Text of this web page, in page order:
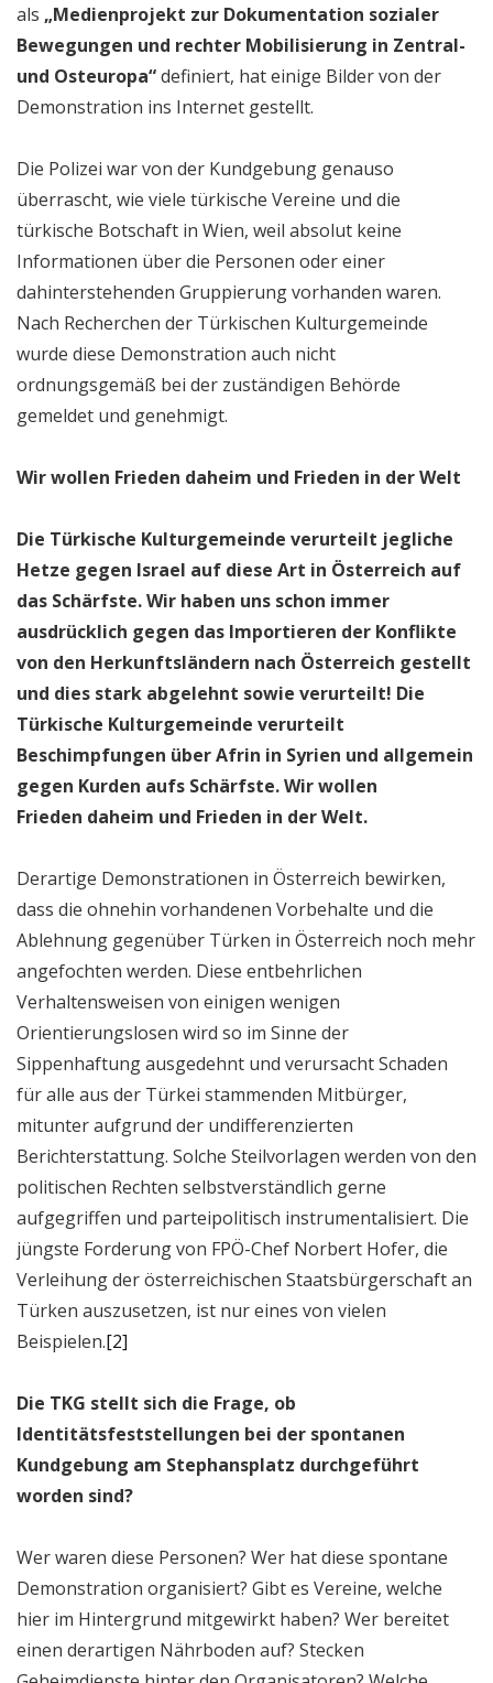
als „Medienprojekt zur Dokumentation sozialer
Bewegungen und rechter Mobilisierung in Zentral-
und Osteuropa“definiert, hat einige Bilder von der
Demonstration ins Internet gestellt.
Die Polizei war von der Kundgebung genauso
überrascht, wie viele türkische Vereine und die
türkische Botschaft in Wien, weil absolut keine
Informationen über die Personen oder einer
dahinterstehenden Gruppierung vorhanden waren.
Nach Recherchen der Türkischen Kulturgemeinde
wurde diese Demonstration auch nicht
ordnungsgemäß bei der zuständigen Behörde
gemeldet und genehmigt.
Wir wollen Frieden daheim und Frieden in der Welt
Die Türkische Kulturgemeinde verurteilt jegliche
Hetze gegen Israel auf diese Art in Österreich auf
das Schärfste. Wir haben uns schon immer
ausdrücklich gegen das Importieren der Konflikte
von den Herkunftsländern nach Österreich gestellt
und dies stark abgelehnt sowie verurteilt! Die
Türkische Kulturgemeinde verurteilt
Beschimpfungen über Afrin in Syrien und allgemein
gegen Kurden aufs Schärfste. Wir wollen
Frieden daheim und Frieden in der Welt.
Derartige Demonstrationen in Österreich bewirken,
dass die ohnehin vorhandenen Vorbehalte und die
Ablehnung gegenüber Türken in Österreich noch mehr
angefochten werden. Diese entbehrlichen
Verhaltensweisen von einigen wenigen
Orientierungslosen wird so im Sinne der
Sippenhaftung ausgedehnt und verursacht Schaden
für alle aus der Türkei stammenden Mitbürger,
mitunter aufgrund der undifferenzierten
Berichterstattung. Solche Steilvorlagen werden von den
politischen Rechten selbstverständlich gerne
aufgegriffen und parteipolitisch instrumentalisiert. Die
jüngste Forderung von FPÖ-Chef Norbert Hofer, die
Verleihung der österreichischen Staatsbürgerschaft an
Türken auszusetzen, ist nur eines von vielen
Beispielen.[2]
Die TKG stellt sich die Frage, ob
Identitätsfeststellungen bei der spontanen
Kundgebung am Stephansplatz durchgeführt
worden sind?
Wer waren diese Personen? Wer hat diese spontane
Demonstration organisiert? Gibt es Vereine, welche
hier im Hintergrund mitgewirkt haben? Wer bereitet
einen derartigen Nährboden auf? Stecken